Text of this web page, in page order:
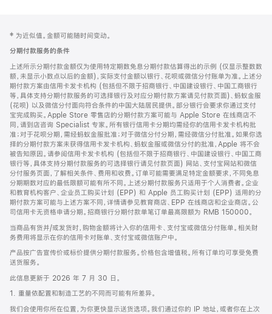
页
页
脚
注
‡ 为近似值。金额可能随时间变动。
分期付款服务的条件
上述所示分期付款金额仅为使用特定期数免息分期付款估算得出的示例 (仅显示整数数
额，未显示小数点以后的金额)，实际支付金额以银行、花呗或微信分付账单为准。上述分
期付款方案由信用卡发卡机构 (包括但不限于招商银行、中国建设银行、中国工商银行
等，具体支持分期付款服务的可选择银行及对应分期付款方案请见付款页面)、蚂蚁金服
(花呗) 以及微信分付面向符合条件的中国大陆居民提供。部分银行会要求你通过支付
宝完成购买。Apple Store 零售店的分期付款方案可能与 Apple Store 在线商店不
同，请到店咨询 Specialist 专家。所有银行信用卡分期均需经你的信用卡发卡机构批
准；对于花呗分期，需经蚂蚁金服批准；对于微信分付分期，需经微信分付批准。如果你选
择的分期付款方案未获得信用卡发卡机构、蚂蚁金服或微信分付的批准，Apple 将不会
被告知原因。请参阅信用卡发卡机构 (包括但不限于招商银行、中国建设银行、中国工商
银行等，具体支持分期付款服务的可选择银行请见付款页面) 网站、支付宝网站和微信
分付服务页面，了解相关条件、费用和收费。订单可能需要满足特定金额要求，不同免息
分期期数对应的最低限额可能有所不同。上述分期付款服务只适用于个人消费者。企业
和教育机构客户、企业员工购买计划 (EPP) 和 Apple 员工购买计划 (EPP) 适用的分
期付款方案可能与上述方案不同，详情请参见教育商店、EPP 在线商店和企业商店。公
司信用卡无资格申请分期。招商银行分期付款单笔订单最高限额为 RMB 150000。
当商品有货并/或发货时，购物金额将计入你的信用卡、支付宝或微信分付账单。相关财
务费用将显示在你的信用卡对账单、支付宝或微信账户中。
产品按广告宣传价或标价提供分期付款服务。价格包含增值税。所有订单均可享受免费
送货服务。
此信息更新于 2026 年 7 月 30 日。
1. 重量依配置和制造工艺的不同而可能有所差异。
我们会使用你所在位置，为你更快显示送货选项。我们通过你的 IP 地址，或者你在上次